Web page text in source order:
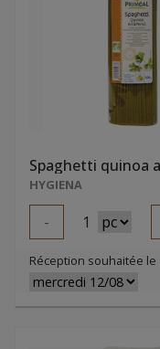
HYGIENA
- 1
Réception souhaitée le